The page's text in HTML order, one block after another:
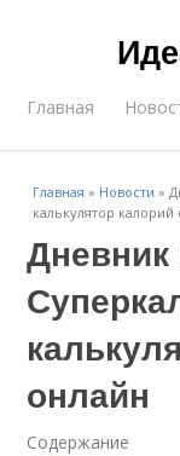
Главная
Главная » Новости »
калькулятор калорий
Дневник
онлайн
Содержание